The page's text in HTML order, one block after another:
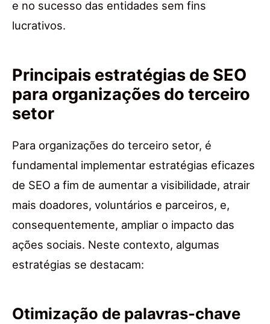
e no sucesso das entidades sem fins
lucrativos.
Principais estratégias de SEO
para organizações do terceiro
setor
Para organizações do terceiro setor, é
fundamental implementar estratégias eficazes
de SEO a fim de aumentar a visibilidade, atrair
mais doadores, voluntários e parceiros, e,
consequentemente, ampliar o impacto das
ações sociais. Neste contexto, algumas
estratégias se destacam:
Otimização de palavras-chave